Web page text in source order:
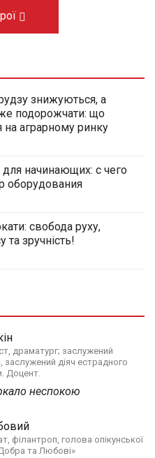
знижуються, а
подорожчати: що
на аграрному ринку
для начинающих: с чего
оборудования
свобода руху,
та зручність!
драматург; заслужений
заслужений діяч естрадного
Доцент.
неспокою
філантроп, голова опікунської
та Любові»